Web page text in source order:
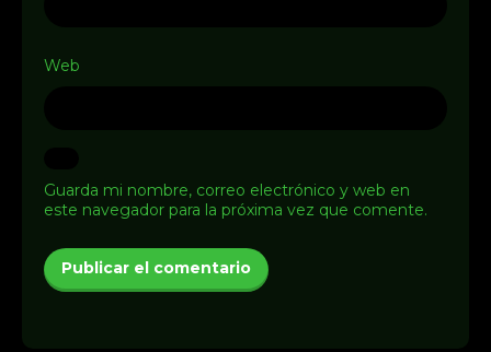
Web
Guarda mi nombre, correo electrónico y web en
este navegador para la próxima vez que comente.